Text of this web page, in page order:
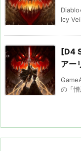
Icy
[D4
アー
の「